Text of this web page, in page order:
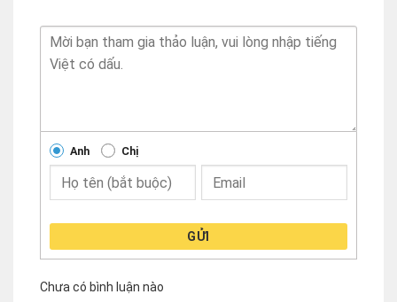
Anh Chị
GỬI
Chưa có bình luận nào